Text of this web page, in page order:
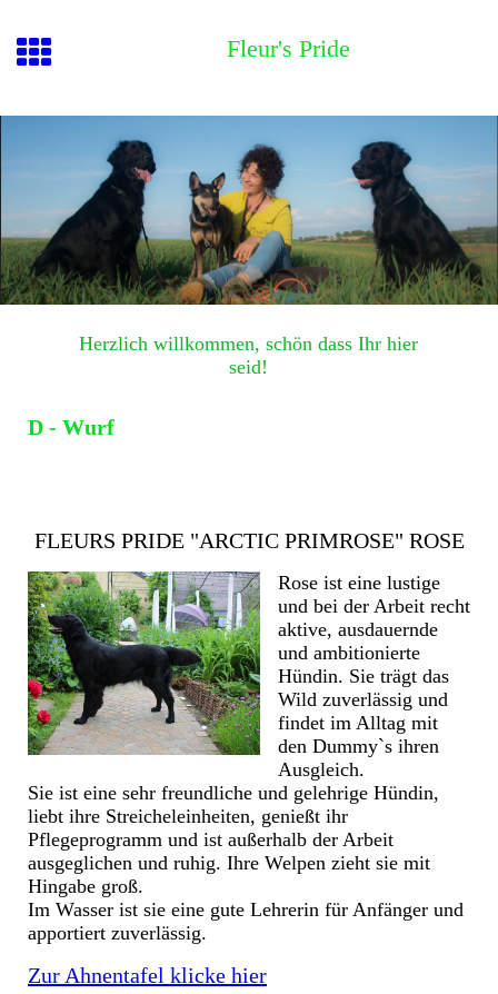
Fleur's Pride
Herzlich willkommen, schön dass Ihr hier
seid!
D - Wurf
FLEURS PRIDE "ARCTIC PRIMROSE" ROSE
Rose ist eine lustige
und bei der Arbeit recht
aktive, ausdauernde
und ambitionierte
Hündin. Sie trägt das
Wild zuverlässig und
findet im Alltag mit
den Dummy`s ihren
Ausgleich.
Sie ist eine sehr freundliche und gelehrige Hündin,
liebt ihre Streicheleinheiten, genießt ihr
Pflegeprogramm und ist außerhalb der Arbeit
ausgeglichen und ruhig. Ihre Welpen zieht sie mit
Hingabe groß.
Im Wasser ist sie eine gute Lehrerin für Anfänger und
apportiert zuverlässig.
Zur Ahnentafel klicke hier